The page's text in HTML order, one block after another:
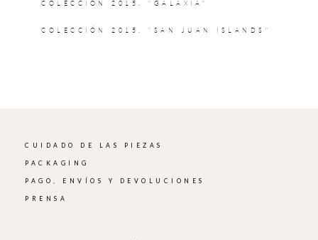
COLECCIÓN 2015. "GALAXIA"
COLECCIÓN 2015. "SAN JUAN ISLANDS"
CUIDADO DE LAS PIEZAS
PACKAGING
PAGO, ENVÍOS Y DEVOLUCIONES
PRENSA